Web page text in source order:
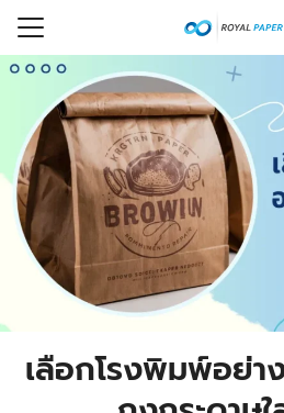
Skip
content
เรา
ที่พบบ่อย
Search
เลือกโรงพิมพ์อย่า